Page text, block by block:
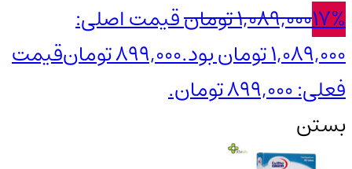
17%
1,089,000تومانقیمت اصلی:
1,089,000 تومان بود.
899,000تومانقیمت
فعلی: 899,000 تومان.
بستن